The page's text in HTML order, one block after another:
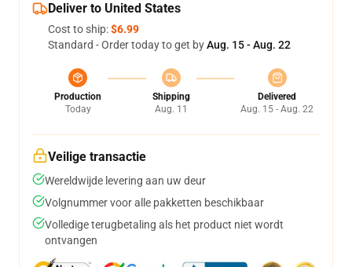
Deliver to United States
Cost to ship:$6.99
Standard - Order today to get byAug. 15 - Aug. 22
Production
Today
Shipping
Aug. 11
Delivered
Aug. 15 - Aug. 22
Veilige transactie
Wereldwijde levering aan uw deur
Volgnummer voor alle pakketten beschikbaar
Volledige terugbetaling als het product niet wordt
ontvangen